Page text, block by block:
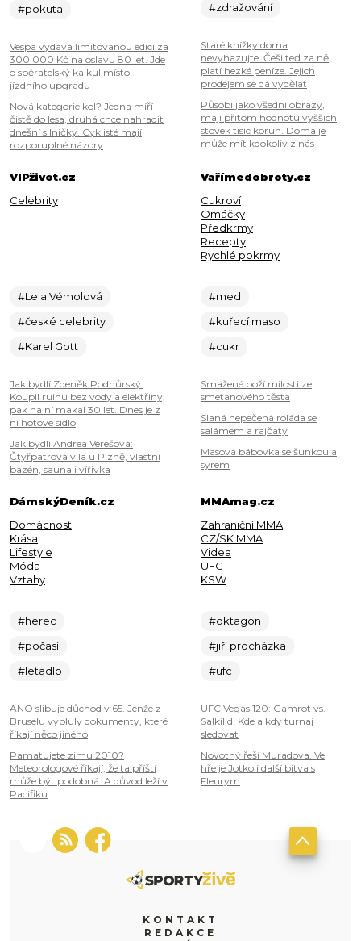
#pokuta
Vespa vydává limitovanou edici za
300 000 Kč na oslavu 80 let. Jde
o sběratelský kalkul místo
jízdního upgradu
Nová kategorie kol? Jedna míří
čistě do lesa, druhá chce nahradit
dnešní silničky. Cyklisté mají
rozporuplné názory
#zdražování
Staré knížky doma
nevyhazujte. Češi teď za ně
platí hezké peníze. Jejich
prodejem se dá vydělat
Působí jako všední obrazy,
mají přitom hodnotu vyšších
stovek tisíc korun. Doma je
může mít kdokoliv z nás
VIPživot.cz
Celebrity
#Lela Vémolová
#české celebrity
#Karel Gott
Jak bydlí Zdeněk Podhůrský:
Koupil ruinu bez vody a elektřiny,
pak na ní makal 30 let. Dnes je z
ní hotové sídlo
Jak bydlí Andrea Verešová:
Čtyřpatrová vila u Plzně, vlastní
bazén, sauna i vířivka
Vařímedobroty.cz
Cukroví
Omáčky
Předkrmy
Recepty
Rychlé pokrmy
#med
#kuřecí maso
#cukr
Smažené boží milosti ze
smetanového těsta
Slaná nepečená roláda se
salámem a rajčaty
Masová bábovka se šunkou a
sýrem
DámskýDeník.cz
Domácnost
Krása
Lifestyle
Móda
Vztahy
#herec
#počasí
#letadlo
ANO slibuje důchod v 65. Jenže z
Bruselu vypluly dokumenty, které
říkají něco jiného
Pamatujete zimu 2010?
Meteorologové říkají, že ta příští
může být podobná. A důvod leží v
Pacifiku
MMAmag.cz
Zahraniční MMA
CZ/SK MMA
Videa
UFC
KSW
#oktagon
#jiří procházka
#ufc
UFC Vegas 120: Gamrot vs.
Salkilld. Kde a kdy turnaj
sledovat
Novotný řeší Muradova. Ve
hře je Jotko i další bitva s
Fleurym
KONTAKT
REDAKCE